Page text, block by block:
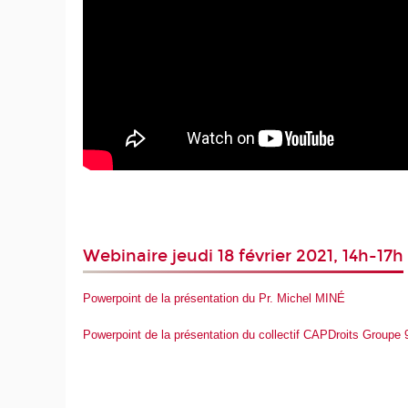
Webinaire jeudi 18 février 2021, 14h-17h
Powerpoint de la présentation du Pr. Michel MINÉ
Powerpoint de la présentation du collectif CAPDroits Groupe